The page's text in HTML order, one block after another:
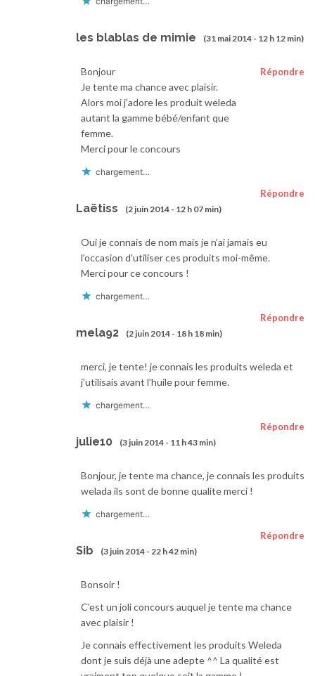
les blablas de mimie (31 mai 2014 - 12 h 12 min)
Répondre
Bonjour
Je tente ma chance avec plaisir.
Alors moi j’adore les produit weleda
autant la gamme bébé/enfant que
femme.
Merci pour le concours
chargement…
Laëtiss (2 juin 2014 - 12 h 07 min)
Répondre
Oui je connais de nom mais je n’ai jamais eu
l’occasion d’utiliser ces produits moi-même.
Merci pour ce concours !
chargement…
mela92 (2 juin 2014 - 18 h 18 min)
Répondre
merci, je tente! je connais les produits weleda et
j’utilisais avant l’huile pour femme.
chargement…
julie10 (3 juin 2014 - 11 h 43 min)
Répondre
Bonjour, je tente ma chance, je connais les produits
welada ils sont de bonne qualite merci !
chargement…
Sib (3 juin 2014 - 22 h 42 min)
Répondre
Bonsoir !
C’est un joli concours auquel je tente ma chance
avec plaisir !
Je connais effectivement les produits Weleda
dont je suis déjà une adepte ^^ La qualité est